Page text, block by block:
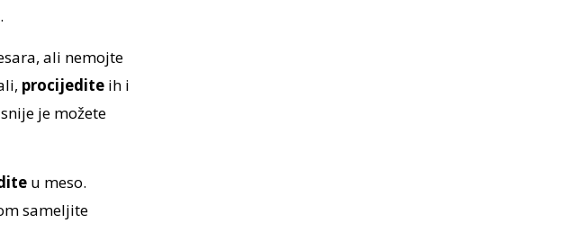
.
ali nemojte
procijedite ih i
je možete
u meso.
sameljite